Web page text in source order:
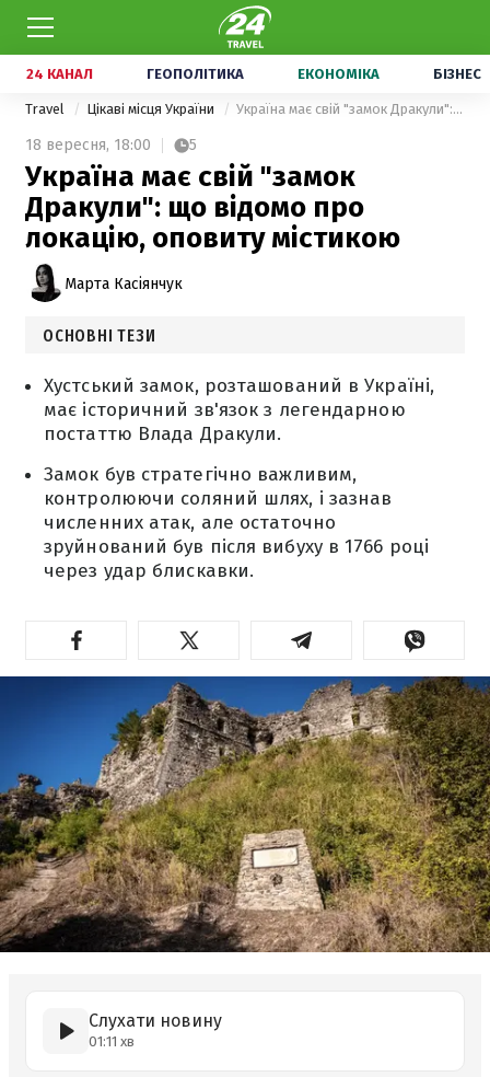
24 КАНАЛ ГЕОПОЛІТИКА ЕКОНОМІКА БІЗНЕС
Travel Цікаві місця України Україна має свій "замок Дракули": що відомо про локацію, оповиту містикою
18 вересня, 18:00 5
Україна має свій "замок
Дракули": що відомо про
локацію, оповиту містикою
Марта Касіянчук
ОСНОВНІ ТЕЗИ
Хустський замок, розташований в Україні,
має історичний зв'язок з легендарною
постаттю Влада Дракули.
Замок був стратегічно важливим,
контролюючи соляний шлях, і зазнав
численних атак, але остаточно
зруйнований був після вибуху в 1766 році
через удар блискавки.
Слухати новину
01:11 хв